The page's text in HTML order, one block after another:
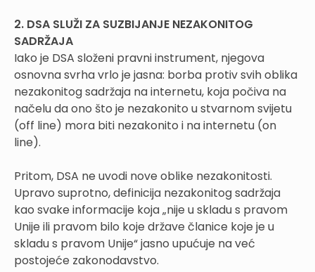
2. DSA SLUŽI ZA SUZBIJANJE NEZAKONITOG
SADRŽAJA
Iako je DSA složeni pravni instrument, njegova
osnovna svrha vrlo je jasna: borba protiv svih oblika
nezakonitog sadržaja na internetu, koja počiva na
načelu da ono što je nezakonito u stvarnom svijetu
(off line) mora biti nezakonito i na internetu (on
line).
Pritom, DSA ne uvodi nove oblike nezakonitosti.
Upravo suprotno, definicija nezakonitog sadržaja
kao svake informacije koja „nije u skladu s pravom
Unije ili pravom bilo koje države članice koje je u
skladu s pravom Unije“ jasno upućuje na već
postojeće zakonodavstvo.